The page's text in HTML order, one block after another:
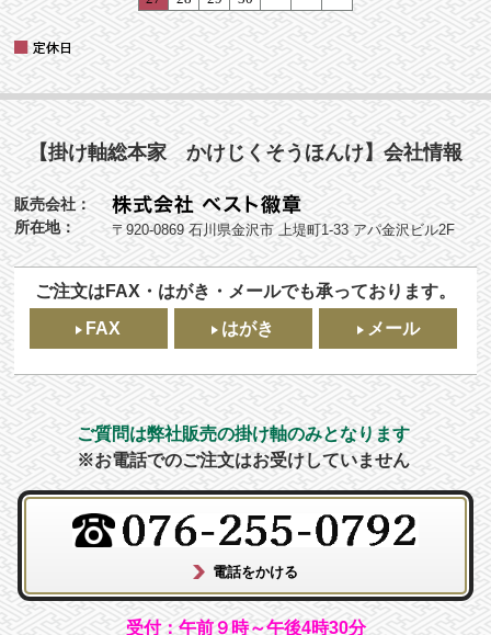
【掛け軸総本家 かけじくそうほんけ】会社情報
販売会社：
所在地：
〒920-0869 石川県金沢市 上堤町1-33 アパ金沢ビル2F
ご注文はFAX・はがき・メールでも承っております。
FAX
はがき メール
ご質問は弊社販売の掛け軸のみとなります
※お電話でのご注文はお受けしていません
受付：午前９時～午後4時30分